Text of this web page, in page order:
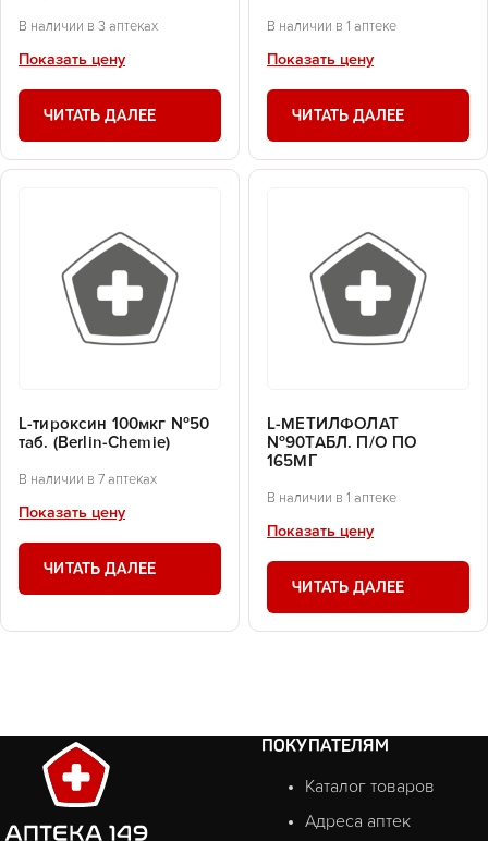
В наличии в 3 аптеках
Показать цену
ЧИТАТЬ ДАЛЕЕ
В наличии в 1 аптеке
Показать цену
ЧИТАТЬ ДАЛЕЕ
L-тироксин 100мкг №50
таб. (Berlin-Chemie)
В наличии в 7 аптеках
Показать цену
ЧИТАТЬ ДАЛЕЕ
L-МЕТИЛФОЛАТ
№90ТАБЛ. П/О ПО
165МГ
В наличии в 1 аптеке
Показать цену
ЧИТАТЬ ДАЛЕЕ
ПОКУПАТЕЛЯМ
Каталог товаров
Адреса аптек